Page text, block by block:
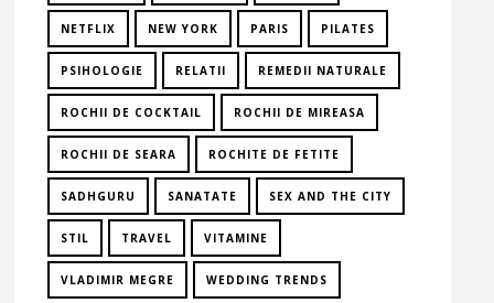
NETFLIX NEW YORK PARIS PILATES
PSIHOLOGIE RELATII REMEDII NATURALE
ROCHII DE COCKTAIL ROCHII DE MIREASA
ROCHII DE SEARA ROCHITE DE FETITE
SADHGURU SANATATE SEX AND THE CITY
STIL TRAVEL VITAMINE
VLADIMIR MEGRE WEDDING TRENDS